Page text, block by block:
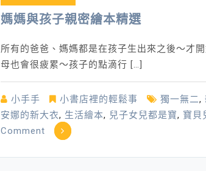
媽媽與孩子親密繪本精選
所有的爸爸、媽媽都是在孩子生出來之後～才
母也會很疲累～孩子的點滴行 […]
小手手 小書店裡的輕鬆事 獨一無二,
安娜的新大衣, 生活繪本, 兒子女兒都是寶, 寶貝
Comment on